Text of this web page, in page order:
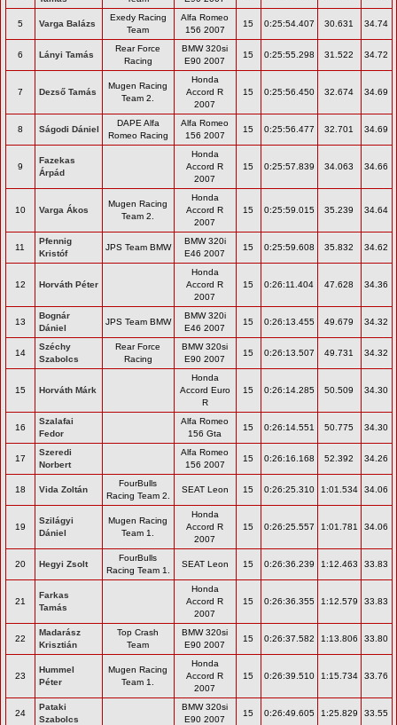
5 Varga Balázs
Exedy Racing
Team
Alfa Romeo
156 2007
15 0:25:54.407 30.631 34.74
6 Lányi Tamás
Rear Force
Racing
BMW 320si
E90 2007
15 0:25:55.298 31.522 34.72
7 Dezső Tamás
Mugen Racing
Team 2.
Honda
Accord R
2007
15 0:25:56.450 32.674 34.69
8 Ságodi Dániel
DAPE Alfa
Romeo Racing
Alfa Romeo
156 2007
15 0:25:56.477 32.701 34.69
9
Fazekas
Árpád
Honda
Accord R
2007
15 0:25:57.839 34.063 34.66
10 Varga Ákos
Mugen Racing
Team 2.
Honda
Accord R
2007
15 0:25:59.015 35.239 34.64
11
Pfennig
Kristóf
JPS Team BMW
BMW 320i
E46 2007
15 0:25:59.608 35.832 34.62
12 Horváth Péter
Honda
Accord R
2007
15 0:26:11.404 47.628 34.36
13
Bognár
Dániel
JPS Team BMW
BMW 320i
E46 2007
15 0:26:13.455 49.679 34.32
14
Széchy
Szabolcs
Rear Force
Racing
BMW 320si
E90 2007
15 0:26:13.507 49.731 34.32
15 Horváth Márk
Honda
Accord Euro
R
15 0:26:14.285 50.509 34.30
16
Szalafai
Fedor
Alfa Romeo
156 Gta
15 0:26:14.551 50.775 34.30
17
Szeredi
Norbert
Alfa Romeo
156 2007
15 0:26:16.168 52.392 34.26
18 Vida Zoltán
FourBulls
Racing Team 2.
SEAT Leon 15 0:26:25.310 1:01.534 34.06
19
Szilágyi
Dániel
Mugen Racing
Team 1.
Honda
Accord R
2007
15 0:26:25.557 1:01.781 34.06
20 Hegyi Zsolt
FourBulls
Racing Team 1.
SEAT Leon 15 0:26:36.239 1:12.463 33.83
21
Farkas
Tamás
Honda
Accord R
2007
15 0:26:36.355 1:12.579 33.83
22
Madarász
Krisztián
Top Crash
Team
BMW 320si
E90 2007
15 0:26:37.582 1:13.806 33.80
23
Hummel
Péter
Mugen Racing
Team 1.
Honda
Accord R
2007
15 0:26:39.510 1:15.734 33.76
24
Pataki
Szabolcs
BMW 320si
E90 2007
15 0:26:49.605 1:25.829 33.55